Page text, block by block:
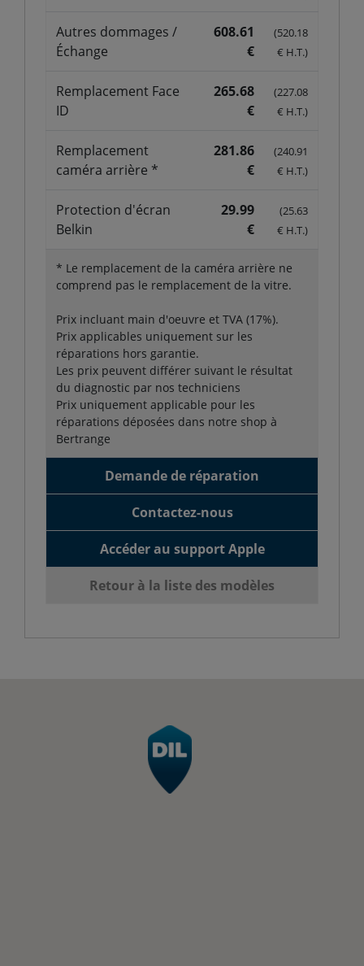
Autres dommages /
Échange
608.61
€
(520.18
€ H.T.)
Remplacement Face
ID
265.68
€
(227.08
€ H.T.)
Remplacement
caméra arrière *
281.86
€
(240.91
€ H.T.)
Protection d'écran
Belkin
29.99
€
(25.63
€ H.T.)
* Le remplacement de la caméra arrière ne
comprend pas le remplacement de la vitre.
Prix incluant main d'oeuvre et TVA (17%).
Prix applicables uniquement sur les
réparations hors garantie.
Les prix peuvent différer suivant le résultat
du diagnostic par nos techniciens
Prix uniquement applicable pour les
réparations déposées dans notre shop à
Bertrange
Demande de réparation
Contactez-nous
Accéder au support Apple
Retour à la liste des modèles